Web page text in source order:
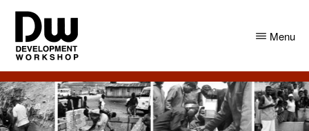
Skip
main
content
Skip
primary
sidebar
DW
Angola
Development
Workshop
Angola
Menu